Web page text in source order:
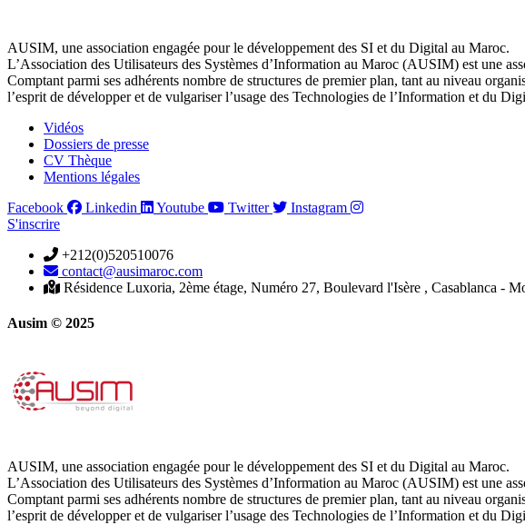
AUSIM, une association engagée pour le développement des SI et du Digital au Maroc.
L’Association des Utilisateurs des Systèmes d’Information au Maroc (AUSIM) est une
Comptant parmi ses adhérents nombre de structures de premier plan, tant au niveau
l’esprit de développer et de vulgariser l’usage des Technologies de l’Information et du
Vidéos
Dossiers de presse
CV Thèque
Mentions légales
Facebook
Linkedin Youtube Twitter
Instagram
S'inscrire
+212(0)520510076
contact@ausimaroc.com
Résidence Luxoria, 2ème étage, Numéro 27, Boulevard l'Isère , Casablanca -
Ausim © 2025
AUSIM, une association engagée pour le développement des SI et du Digital au Maroc.
L’Association des Utilisateurs des Systèmes d’Information au Maroc (AUSIM) est une
Comptant parmi ses adhérents nombre de structures de premier plan, tant au niveau
l’esprit de développer et de vulgariser l’usage des Technologies de l’Information et du